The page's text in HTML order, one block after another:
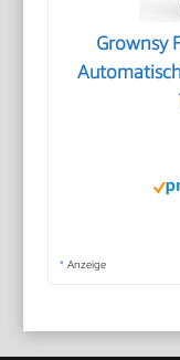
Grownsy
* Anzeige